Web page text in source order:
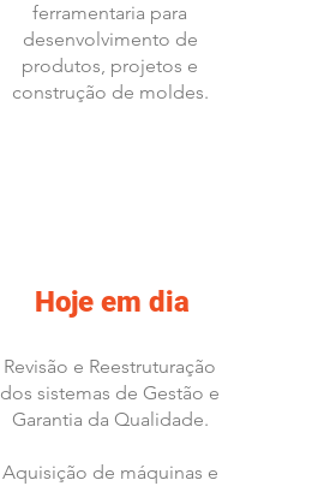
ferramentaria para
desenvolvimento de
produtos, projetos e
construção de moldes.
Hoje em dia
Revisão e Reestruturação
dos sistemas de Gestão e
Garantia da Qualidade.
Aquisição de máquinas e